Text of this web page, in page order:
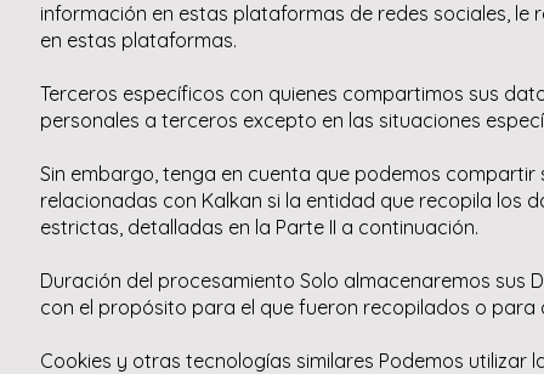
información en estas plataformas de redes sociales,
en estas plataformas.
Terceros específicos con quienes compartimos sus
personales a terceros excepto en las situaciones
Sin embargo, tenga en cuenta que podemos
relacionadas con Kalkan si la entidad que recopila los
estrictas, detalladas en la Parte II a continuación.
Duración del procesamiento Solo almacenaremos sus
con el propósito para el que fueron recopilados o
Cookies y otras tecnologías similares Podemos